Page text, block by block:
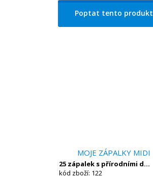
Poptat tento produkt
MOJE ZÁPALKY MIDI
25 zápalek s přírodními d...
kód zboží: 122